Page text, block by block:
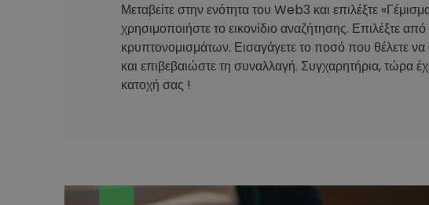
Μεταβείτε στην ενότητα του Web3 και επιλέξτε
χρησιμοποιήστε το εικονίδιο αναζήτησης. Επιλέξτε
κρυπτονομισμάτων. Εισαγάγετε το ποσό που θέλετε να
και επιβεβαιώστε τη συναλλαγή. Συγχαρητήρια, τώρα
κατοχή σας !